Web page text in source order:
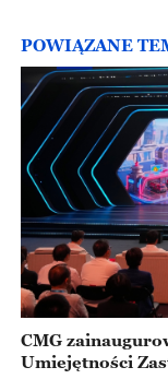
POWIĄZANE
CMG
Umiejętności